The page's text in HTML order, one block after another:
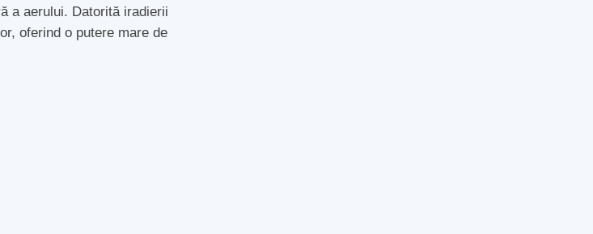
a aerului. Datorită iradierii
oferind o putere mare de